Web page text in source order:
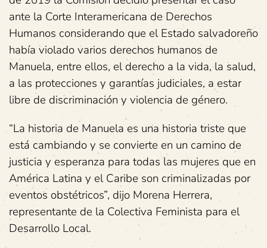
ante la Corte Interamericana de Derechos
Humanos considerando que el Estado salvadoreño
había violado varios derechos humanos de
Manuela, entre ellos, el derecho a la vida, la salud,
a las protecciones y garantías judiciales, a estar
libre de discriminación y violencia de género.
“La historia de Manuela es una historia triste que
está cambiando y se convierte en un camino de
justicia y esperanza para todas las mujeres que en
América Latina y el Caribe son criminalizadas por
eventos obstétricos”, dijo Morena Herrera,
representante de la Colectiva Feminista para el
Desarrollo Local.